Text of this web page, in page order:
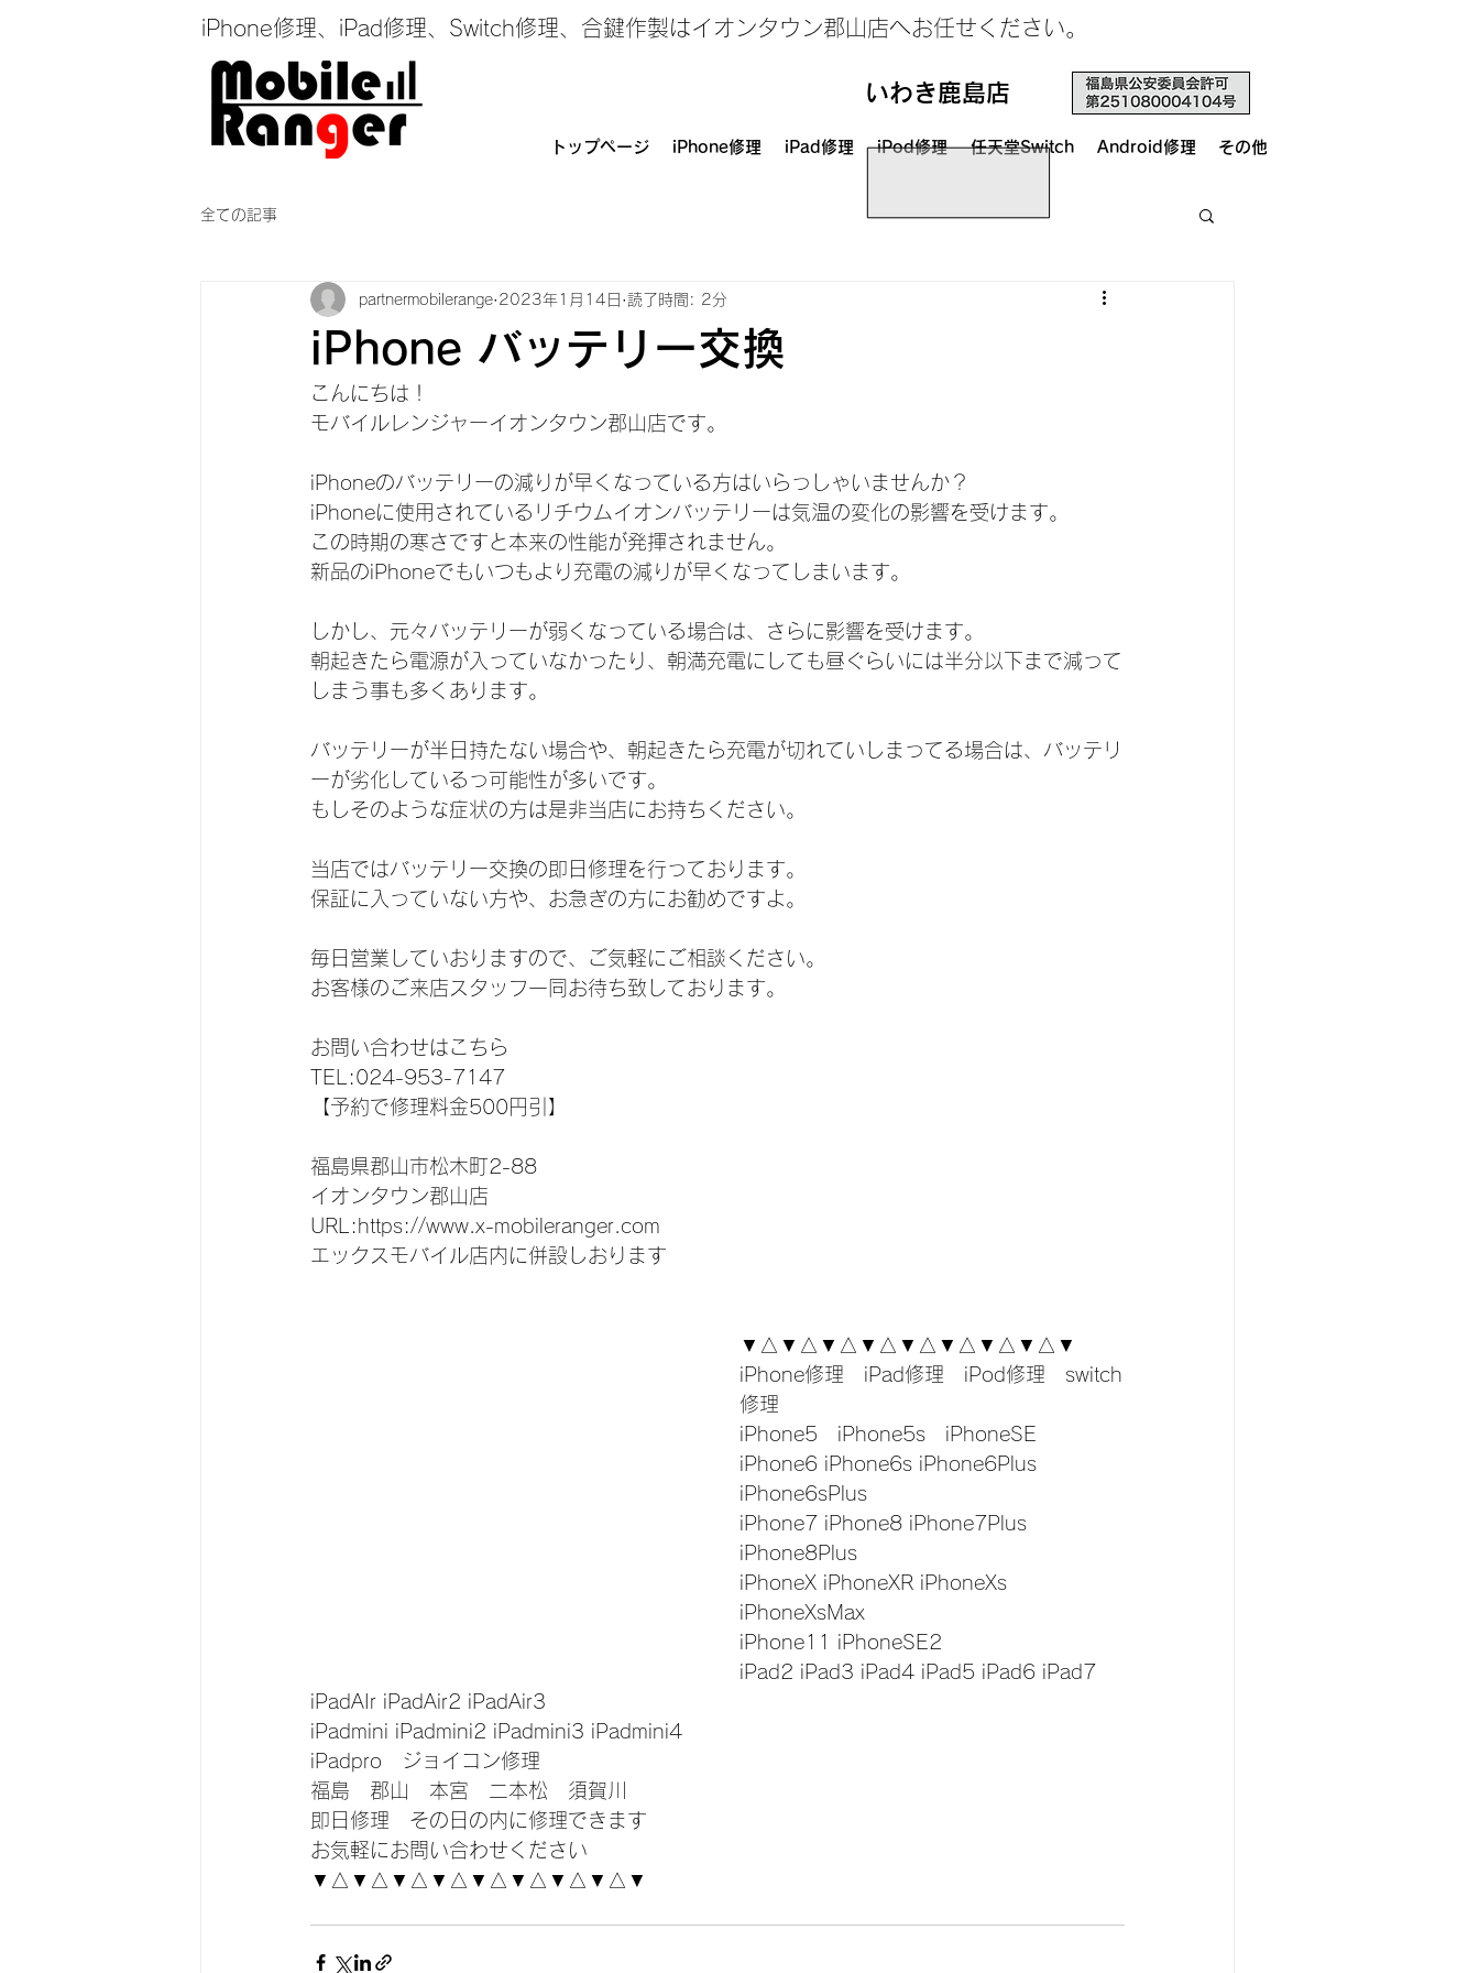
全ての記事
iPhone バッテリー交換
partnermobilerange 2023年1月14日 読了時間: 2分
こんにちは！
モバイルレンジャーイオンタウン郡山店です。
iPhoneのバッテリーの減りが早くなっている方はいらっしゃいませんか？
iPhoneに使用されているリチウムイオンバッテリーは気温の変化の影響を受けます。
この時期の寒さですと本来の性能が発揮されません。
新品のiPhoneでもいつもより充電の減りが早くなってしまいます。
しかし、元々バッテリーが弱くなっている場合は、さらに影響を受けます。
朝起きたら電源が入っていなかったり、朝満充電にしても昼ぐらいには半分以下まで減って
しまう事も多くあります。
バッテリーが半日持たない場合や、朝起きたら充電が切れていしまってる場合は、バッテリ
ーが劣化しているっ可能性が多いです。
もしそのような症状の方は是非当店にお持ちください。
当店ではバッテリー交換の即日修理を行っております。
保証に入っていない方や、お急ぎの方にお勧めですよ。
毎日営業していおりますので、ご気軽にご相談ください。
お客様のご来店スタッフ一同お待ち致しております。
お問い合わせはこちら
TEL:024-953-7147
【予約で修理料金500円引】
福島県郡山市松木町2-88
イオンタウン郡山店
URL:https://www.x-mobileranger.com
エックスモバイル店内に併設しおります
▼△▼△▼△▼△▼△▼△▼△▼△▼
iPhone修理　iPad修理　iPod修理　switch
修理
iPhone5　iPhone5s　iPhoneSE
iPhone6 iPhone6s iPhone6Plus
iPhone6sPlus
iPhone7 iPhone8 iPhone7Plus
iPhone8Plus
iPhoneX iPhoneXR iPhoneXs
iPhoneXsMax
iPhone11 iPhoneSE2
iPad2 iPad3 iPad4 iPad5 iPad6 iPad7
iPadAIr iPadAir2 iPadAir3
iPadmini iPadmini2 iPadmini3 iPadmini4
iPadpro　ジョイコン修理
福島　郡山　本宮　二本松　須賀川
即日修理　その日の内に修理できます
お気軽にお問い合わせください
▼△▼△▼△▼△▼△▼△▼△▼△▼
iPhone修理、iPad修理、Switch修理、合鍵作製はイオンタウン郡山店へお任せください。
トップページ iPhone修理 iPad修理 iPod修理 任天堂Switch Android修理 その他
いわき鹿島店